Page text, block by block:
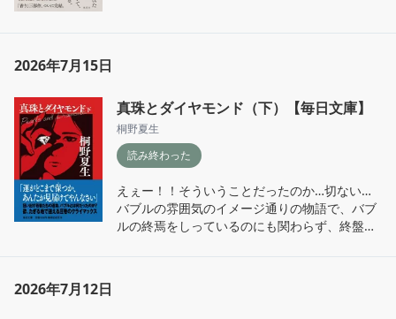
2026年7月15日
真珠とダイヤモンド（下）【毎日文庫】
桐野夏生
読み終わった
えぇー！！そういうことだったのか…切ない…
バブルの雰囲気のイメージ通りの物語で、バブ
ルの終焉をしっているのにも関わらず、終盤に
2026年7月12日